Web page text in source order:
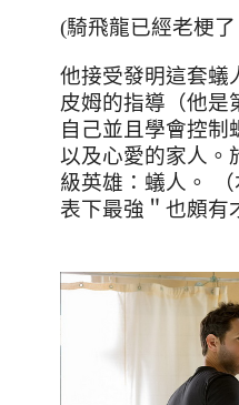
(騎飛龍已經老梗
他接受發明這套蟻
皮姆的指導（他是
自己並且學會控制
以及心愛的家人。
級英雄：蟻人。
表下最強＂也頗有